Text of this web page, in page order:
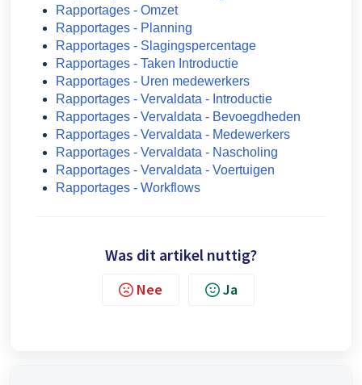
Rapportages - Omzet
Rapportages - Planning
Rapportages - Slagingspercentage
Rapportages - Taken Introductie
Rapportages - Uren medewerkers
Rapportages - Vervaldata - Introductie
Rapportages - Vervaldata - Bevoegdheden
Rapportages - Vervaldata - Medewerkers
Rapportages - Vervaldata - Nascholing
Rapportages - Vervaldata - Voertuigen
Rapportages - Workflows
Was dit artikel nuttig?
Nee Ja